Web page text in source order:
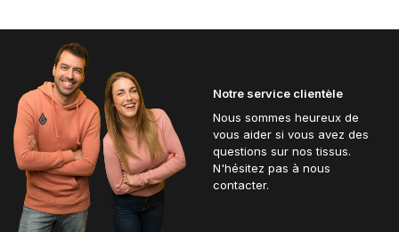
Notre service clientèle
Nous sommes heureux de
vous aider si vous avez des
questions sur nos tissus.
N'hésitez pas à nous
contacter.